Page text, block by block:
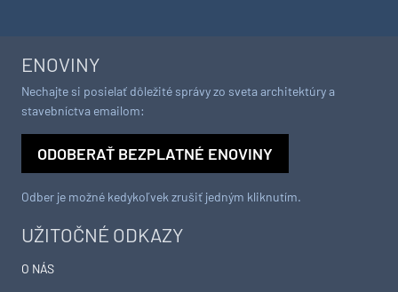
UŽITOČNÉ ODKAZY
O NÁS
ENOVINY
Nechajte si posielať dôležité správy zo sveta architektúry a
stavebníctva emailom:
ODOBERAŤ BEZPLATNÉ ENOVINY
Odber je možné kedykoľvek zrušiť jedným kliknutím.